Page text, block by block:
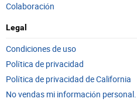
Colaboración
Legal
Condiciones de uso
Política de privacidad
Política de privacidad de California
No vendas mi información personal.